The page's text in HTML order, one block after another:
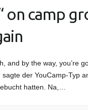
on camp
and by the way, you’re
der YouCamp-Typ
hatten. Na,…